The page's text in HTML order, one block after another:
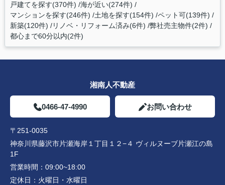
戸建てを探す(370件) 海が近い(274件)
マンションを探す(246件) 土地を探す(154件) ペット可(139件)
新築(120件) リノベ・リフォーム済み(6件) 弊社売主物件(2件)
都心まで60分以内(2件)
湘南人不動産
0466-47-4990 お問い合わせ
〒251-0035
神奈川県藤沢市片瀬海岸１丁目１２−４ ヴィルヌーブ片瀬江の島
1F
営業時間： 09:00~18:00
定休日： 火曜日・水曜日